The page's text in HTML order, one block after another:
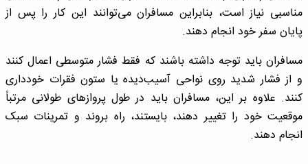
مناسبی نیاز است، بنابراین مسافران می‌توانند این کار را پس از
پایان سفر خود انجام دهند.
مسافران باید توجه داشته باشند که فقط فشار متوسطی اعمال کنند
و از فشار شدید روی نواحی آسیب‌دیده یا ستون فقرات خودداری
کنند. علاوه بر این، مسافران باید در طول پروازهای طولانی مرتباً
موقعیت خود را تغییر دهند، بایستند، راه بروند و تمرینات سبک
انجام دهند.